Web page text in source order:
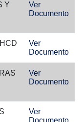
Y
Ver
Documento
Ver
Documento
Ver
Documento
Ver